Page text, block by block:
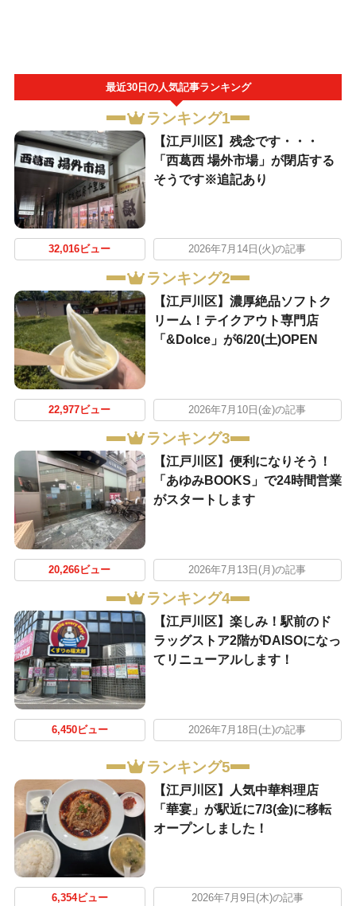
最近30日の人気記事ランキング
ランキング1
【江戸川区】残念です・・・
「西葛西 場外市場」が閉店する
そうです※追記あり
32,016ビュー 2026年7月14日(火)の記事
ランキング2
【江戸川区】濃厚絶品ソフトク
リーム！テイクアウト専門店
「&Dolce」が6/20(土)OPEN
22,977ビュー 2026年7月10日(金)の記事
ランキング3
【江戸川区】便利になりそう！
「あゆみBOOKS」で24時間営業
がスタートします
20,266ビュー 2026年7月13日(月)の記事
ランキング4
【江戸川区】楽しみ！駅前のド
ラッグストア2階がDAISOになっ
てリニューアルします！
6,450ビュー 2026年7月18日(土)の記事
ランキング5
【江戸川区】人気中華料理店
「華宴」が駅近に7/3(金)に移転
オープンしました！
6,354ビュー 2026年7月9日(木)の記事